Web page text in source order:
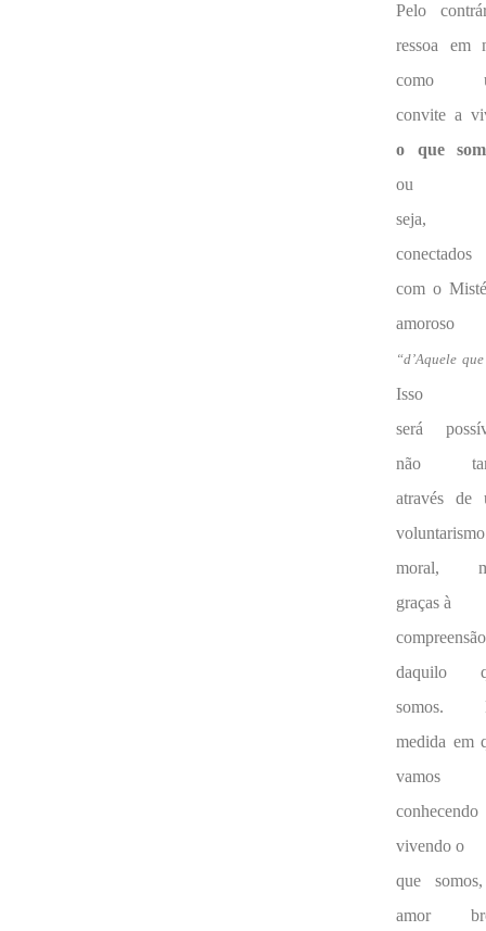
Pelo
ressoa em
como
convite a
o que
ou
seja,
conectados
com o
amoroso
“d’Aquele
Isso
será
não
através de
voluntarismo
moral,
graças à
compreensão
daquilo
somos.
medida em
vamos
vivendo o
que
amor